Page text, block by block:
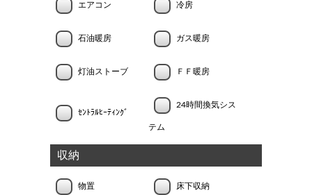
エアコン 冷房
石油暖房 ガス暖房
灯油ストーブ ＦＦ暖房
ｾﾝﾄﾗﾙﾋｰﾃｨﾝｸﾞ
24時間換気シス
テム
収納
物置 床下収納